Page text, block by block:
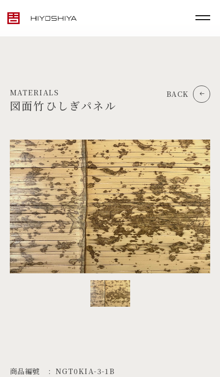
TOP
MATERIALS
PRODUCTS
ARTWORK
PROJECTS
ZH
MATERIALS
図面竹ひしぎパネル
BACK
商品編號
NGT0KIA-3-1B